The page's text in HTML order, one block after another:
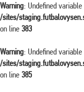
Warning: Undefined
/sites/
on line 383
Warning: Undefined
/sites/
on line 385